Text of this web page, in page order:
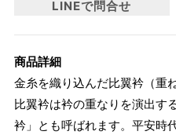
LINEで問合せ
商品詳細
金糸を織り込んだ比翼衿（重
比翼衿は衿の重なりを演出す
衿」とも呼ばれます。平安時